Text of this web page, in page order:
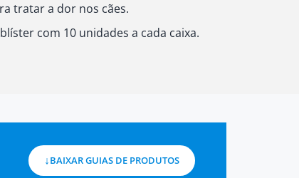
tratar a dor nos cães.
com 10 unidades a cada caixa.
BAIXAR GUIAS DE PRODUTOS